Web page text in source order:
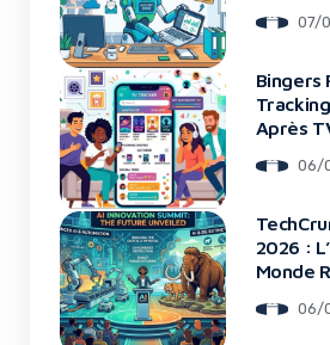
07/
Bingers
Après
06/
2026 :
Monde
06/
Yes, I will turn off
No Thanks